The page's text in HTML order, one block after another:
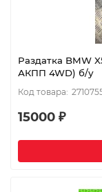
Раздатка BMW
АКПП 4WD) б/у
15000 ₽